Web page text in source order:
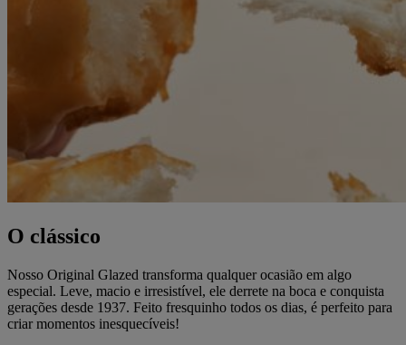
O clássico
Nosso Original Glazed transforma qualquer ocasião em algo
especial. Leve, macio e irresistível, ele derrete na boca e conquista
gerações desde 1937. Feito fresquinho todos os dias, é perfeito para
criar momentos inesquecíveis!